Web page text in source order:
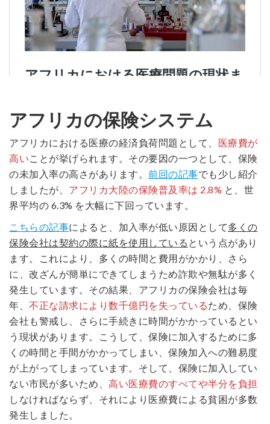
アフリカの保険システム
アフリカにおける医療の経済負荷問題として、 医療費が
高いことが挙げられます。その要因の一つとして、保険
の未加入率の高さがあります。 前回の記事でも少し紹介
しましたが、 アフリカ大陸の保険普及率は 2.8% と、世
界平均の 6.3% を大幅に下回っています。
こちらの記事によると、加入率が低い原因として多くの
保険会社は契約の際に紙を使用している という点があり
ます。これにより、多くの時間と費用がかかり、さら
に、改ざんが簡単にできてしまうため詐欺や無駄が多く
発生しています。その結果、アフリカの保険会社は毎
年、 不正な請求により数千億円を失っているため、保険
会社も警戒し、さらに手続きに時間がかかっているとい
う現状があります。こうして、保険に加入するために多
くの時間と手間がかかってしまい、保険加入への難易度
が上がってしまっています。そして、保険に加入してい
ない市民が多いため、 高い医療費のすべてや半分を負担
しなければならず、それにより医療費による貧困が多数
発生しました。